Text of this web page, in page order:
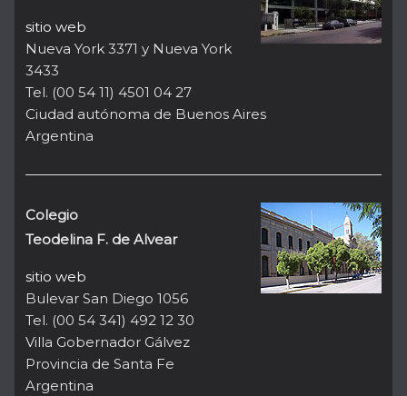
sitio web
Nueva York 3371 y Nueva York
3433
Tel. (00 54 11) 4501 04 27
Ciudad autónoma de Buenos Aires
Argentina
Colegio
Teodelina F. de Alvear
sitio web
Bulevar San Diego 1056
Tel. (00 54 341) 492 12 30
Villa Gobernador Gálvez
Provincia de Santa Fe
Argentina